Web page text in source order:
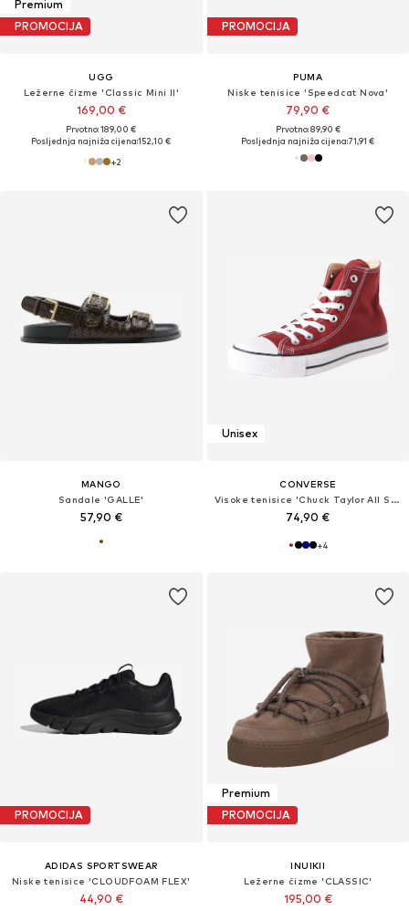
Premium
PROMOCIJA
UGG
Ležerne čizme 'Classic Mini II'
169,00 €
Prvotno: 189,00 €
Posljednja najniža cijena:152,10 €
+2
PROMOCIJA
PUMA
Niske tenisice 'Speedcat Nova'
79,90 €
Prvotno: 89,90 €
Posljednja najniža cijena:71,91 €
MANGO
Sandale 'GALLE'
57,90 €
Unisex
CONVERSE
Visoke tenisice 'Chuck Taylor All Star'
74,90 €
+4
PROMOCIJA
ADIDAS SPORTSWEAR
Niske tenisice 'CLOUDFOAM FLEX'
44,90 €
Premium
PROMOCIJA
INUIKII
Ležerne čizme 'CLASSIC'
195,00 €